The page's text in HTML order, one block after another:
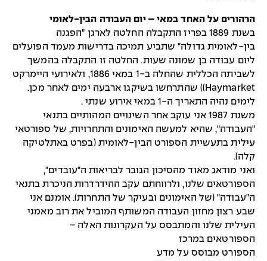
הרהורים על האחד במאי – יום העבודה הבין-לאומי
בשנת 1889 בפריז התקבלה החלטה לארגן "הפגנה
בין-לאומית גדולה" שתביע תמיכה בדרישות מעמד הפועלים
ליום עבודה בן שמונה שעות. החלטה זו התקבלה בהמשך
לשביתה הכללית שהחלה ב-1 במאי 1886, ולאירועי היימרקט
Haymarket)) שהתרחשו בשיקגו ארבעה ימים לאחר מכן.
לימים נהיה התאריך ה-1 במאי אירוע שנתי .
משנת 1987 אני עוקב אחר השינויים המהותיים בתנאי
"העבודה", שהיא למעשה האימונים והתחרויות, של ספורטאי
עילית בתעשיית הספורט הבין-לאומית (בפרט באתלטיקה
קלה).
ואני מודאג מאוד מהסיכון הגובר לבריאות ה"עובדים",
הספורטאים שלנו, ולרווחתם עקב ההידרדרות הניכרת בתנאי
ה"עבודה" (של האימונים ובעיקר של התחרות). אומנם אני
שבע רצון מחזון העבודה המשותף המוביל את רוב מאמני
העילית שלנו והמתבסס על העקרונות האלה –
הספורטאים במרכז
הספורט מבוסס על מדע